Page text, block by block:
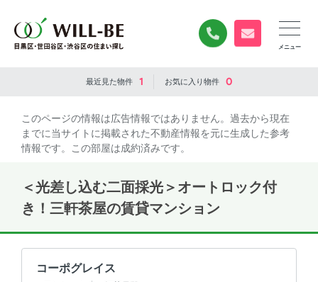
0120-840-834
無料お問い合
最近見た物件 1 お気に入り物件 0
このページの情報は広告情報ではありません。過去から現在
までに当サイトに掲載された不動産情報を元に生成した参考
情報です。この部屋は成約済みです。
＜光差し込む二面採光＞オートロック付
き！三軒茶屋の賃貸マンション
コーポグレイス